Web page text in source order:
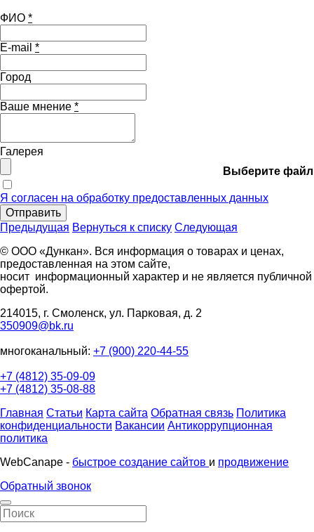
ФИО *
E-mail *
Город
Ваше мнение *
Галерея
Выберите файл
Я согласен на обработку предоставленных данных
Отправить
Предыдущая Вернуться к списку Следующая
© ООО «Дункан». Вся информация о товарах и ценах,
предоставленная на этом сайте,
носит информационный характер и не является публичной
офертой.
214015, г. Смоленск, ул. Парковая, д. 2
350909@bk.ru
многоканальный: +7 (900) 220-44-55
+7 (4812) 35-09-09
+7 (4812) 35-08-88
Главная Статьи Карта сайта Обратная связь Политика
конфиденциальности Вакансии Антикоррупционная
политика
WebCanape - быстрое создание сайтов и продвижение
Обратный звонок